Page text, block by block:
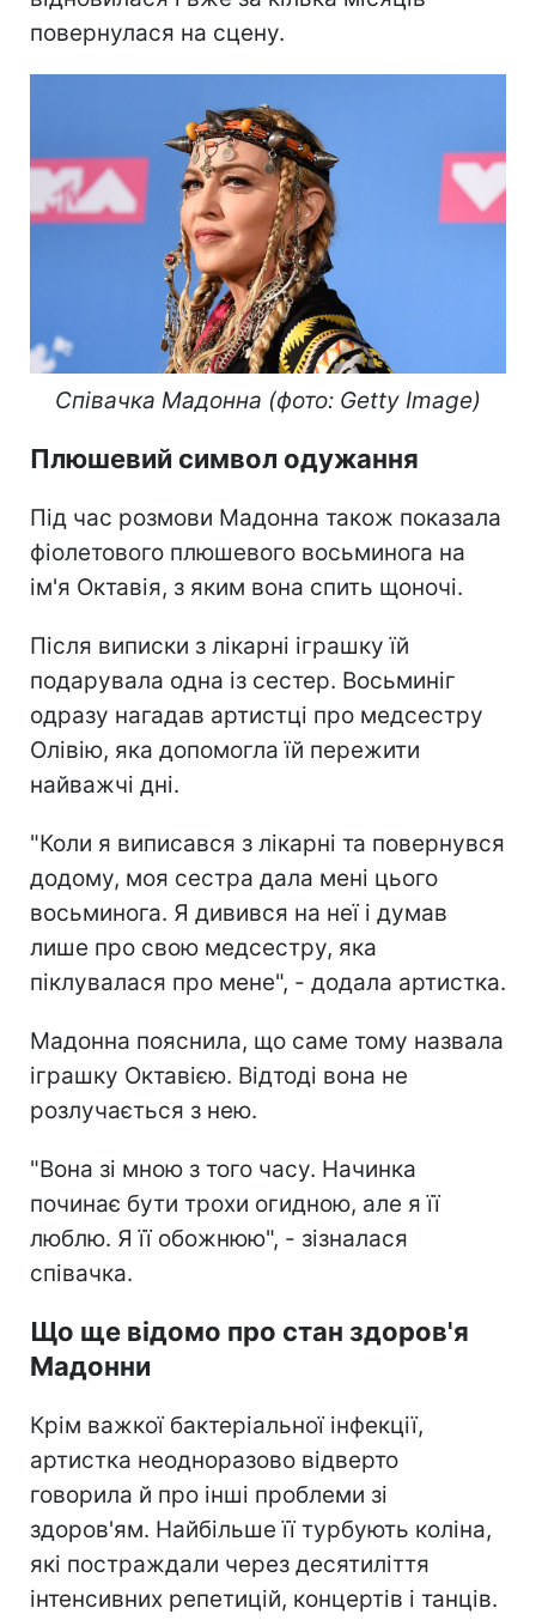
повернулася на сцену.
Співачка Мадонна (фото: Getty Image)
Плюшевий символ одужання
Під час розмови Мадонна також показала
фіолетового плюшевого восьминога на
ім'я Октавія, з яким вона спить щоночі.
Після виписки з лікарні іграшку їй
подарувала одна із сестер. Восьминіг
одразу нагадав артистці про медсестру
Олівію, яка допомогла їй пережити
найважчі дні.
"Коли я виписався з лікарні та повернувся
додому, моя сестра дала мені цього
восьминога. Я дивився на неї і думав
лише про свою медсестру, яка
піклувалася про мене", - додала артистка.
Мадонна пояснила, що саме тому назвала
іграшку Октавією. Відтоді вона не
розлучається з нею.
"Вона зі мною з того часу. Начинка
починає бути трохи огидною, але я її
люблю. Я її обожнюю", - зізналася
співачка.
Що ще відомо про стан здоров'я
Мадонни
Крім важкої бактеріальної інфекції,
артистка неодноразово відверто
говорила й про інші проблеми зі
здоров'ям. Найбільше її турбують коліна,
які постраждали через десятиліття
інтенсивних репетицій, концертів і танців.